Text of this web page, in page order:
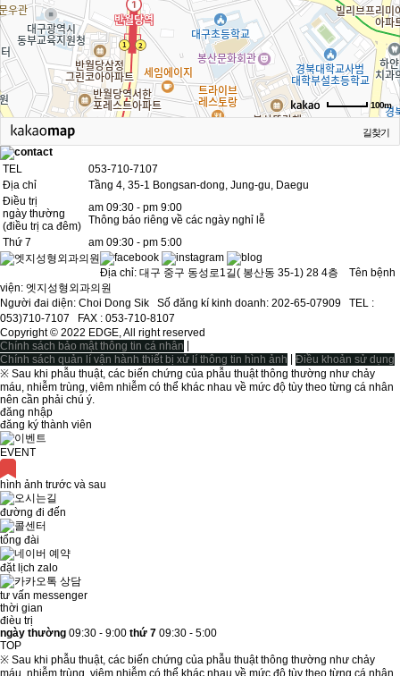
100m
길찾기
TEL
053-710-7107
Địa chỉ
Tầng 4, 35-1 Bongsan-dong, Jung-gu, Daegu
Điều trị
ngày thường
(điều trị ca đêm)
am 09:30 - pm 9:00
Thông báo riêng về các ngày nghỉ lễ
Thứ 7
am 09:30 - pm 5:00
Địa chỉ: 대구 중구 동성로1길( 봉산동 35-1) 28 4층 Tên bệnh
viện: 엣지성형외과의원
Người đai diện: Choi Dong Sikㅤ Số đăng kí kinh doanh: 202-65-07909ㅤ TEL :
053)710-7107ㅤ FAX : 053-710-8107
Copyright © 2022 EDGE, All right reserved
Chính sách bảo mật thông tin cá nhân
Chính sách quản lí vận hành thiết bị xử lí thông tin hình ảnh | Điều khoản sử dụng
※ Sau khi phẫu thuật, các biến chứng của phẫu thuật thông thường như chảy
máu, nhiễm trùng, viêm nhiễm có thể khác nhau về mức độ tùy theo từng cá nhân
nên cần phải chú ý.
đăng nhập
đăng ký thành viên
EVENT
hình ảnh trước và sau
đường đi đến
tổng đài
đặt lịch zalo
tư vấn messenger
thời gian
đièu trị
ngày thường 09:30 - 9:00 thứ 7 09:30 - 5:00
TOP
※ Sau khi phẫu thuật, các biến chứng của phẫu thuật thông thường như chảy
máu, nhiễm trùng, viêm nhiễm có thể khác nhau về mức độ tùy theo từng cá nhân